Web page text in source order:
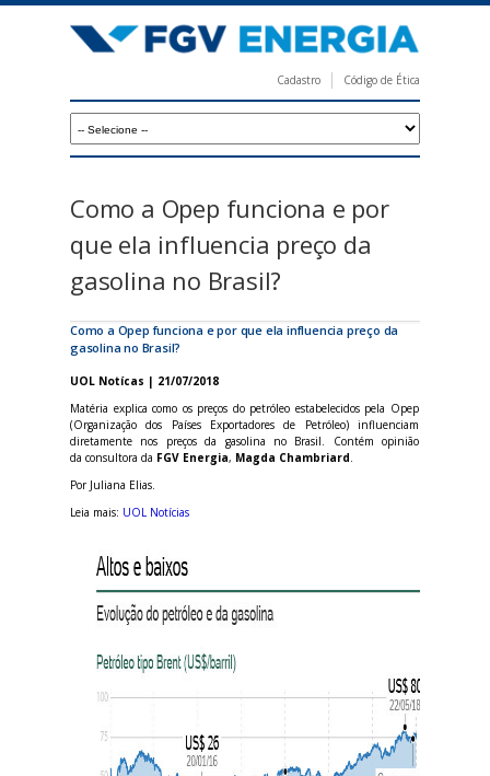
para
principal
V
e
r
g
i
a
Cadastro Código de Ética
Como a Opep funciona e por
que ela influencia preço da
gasolina no Brasil?
Como a Opep funciona e por que ela influencia preço da
gasolina no Brasil?
UOL Notícas | 21/07/2018
Matéria explica como os preços do petróleo estabelecidos pela Opep
(Organização dos Países Exportadores de Petróleo) influenciam
diretamente nos preços da gasolina no Brasil. Contém opinião
da consultora da FGV Energia, Magda Chambriard.
Por Juliana Elias.
Leia mais: UOL Notícias